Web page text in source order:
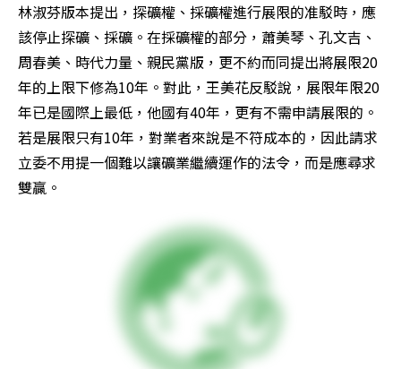
林淑芬版本提出，探礦權、採礦權進行展限的准駁時，應
該停止探礦、採礦。在採礦權的部分，蕭美琴、孔文吉、
周春美、時代力量、親民黨版，更不約而同提出將展限20
年的上限下修為10年。對此，王美花反駁說，展限年限20
年已是國際上最低，他國有40年，更有不需申請展限的。
若是展限只有10年，對業者來說是不符成本的，因此請求
立委不用提一個難以讓礦業繼續運作的法令，而是應尋求
雙贏。